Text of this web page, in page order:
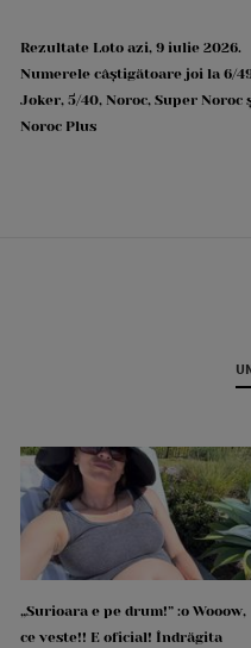
Rezultate Loto azi, 9 iulie 2026.
Numerele câștigătoare joi la 6/
Joker, 5/40, Noroc, Super Noroc
Noroc Plus
„Surioara e pe drum!” :o Wooow,
ce veste!! E oficial! Îndrăgita